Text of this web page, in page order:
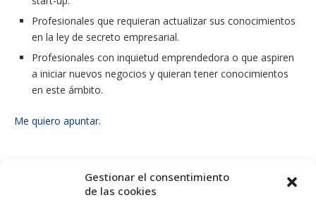
Gestionar el consentimiento
de las cookies
Profesionales que requieran actualizar sus conocimientos
en la ley de secreto empresarial.
Profesionales con inquietud emprendedora o que aspiren
a iniciar nuevos negocios y quieran tener conocimientos
en este ámbito.
Me quiero apuntar.